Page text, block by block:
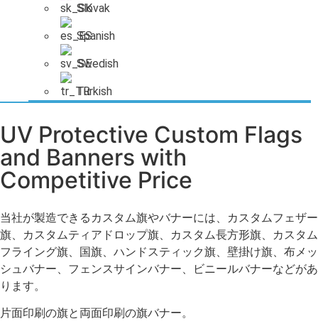
Slovak
Spanish
Swedish
Turkish
UV Protective Custom Flags
and Banners with
Competitive Price
当社が製造できるカスタム旗やバナーには、カスタムフェザー
旗、カスタムティアドロップ旗、カスタム長方形旗、カスタム
フライング旗、国旗、ハンドスティック旗、壁掛け旗、布メッ
シュバナー、フェンスサインバナー、ビニールバナーなどがあ
ります。
片面印刷の旗と両面印刷の旗バナー。